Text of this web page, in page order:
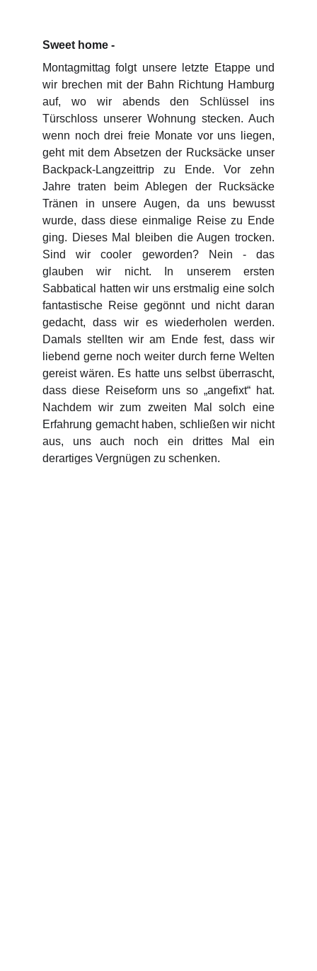
Sweet home -
Montagmittag folgt unsere letzte Etappe und
wir brechen mit der Bahn Richtung Hamburg
auf, wo wir abends den Schlüssel ins
Türschloss unserer Wohnung stecken. Auch
wenn noch drei freie Monate vor uns liegen,
geht mit dem Absetzen der Rucksäcke unser
Backpack-Langzeittrip zu Ende. Vor zehn
Jahre traten beim Ablegen der Rucksäcke
Tränen in unsere Augen, da uns bewusst
wurde, dass diese einmalige Reise zu Ende
ging. Dieses Mal bleiben die Augen trocken.
Sind wir cooler geworden? Nein - das
glauben wir nicht. In unserem ersten
Sabbatical hatten wir uns erstmalig eine solch
fantastische Reise gegönnt und nicht daran
gedacht, dass wir es wiederholen werden.
Damals stellten wir am Ende fest, dass wir
liebend gerne noch weiter durch ferne Welten
gereist wären. Es hatte uns selbst überrascht,
dass diese Reiseform uns so „angefixt“ hat.
Nachdem wir zum zweiten Mal solch eine
Erfahrung gemacht haben, schließen wir nicht
aus, uns auch noch ein drittes Mal ein
derartiges Vergnügen zu schenken.